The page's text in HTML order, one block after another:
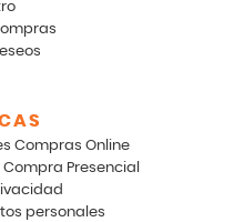
Compras Online
Presencial
personales